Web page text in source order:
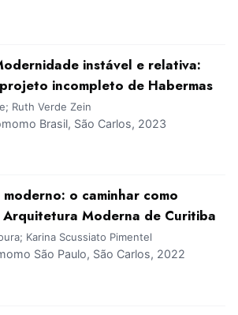
instável e relativa:
incompleto de Habermas
Ruth Verde Zein
Brasil, São Carlos, 2023
o caminhar como
Moderna de Curitiba
Karina Scussiato Pimentel
São Paulo, São Carlos, 2022